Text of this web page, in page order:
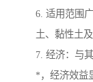
6. 适用范围
土、黏性土及
7. 经济：与
*，经济效益